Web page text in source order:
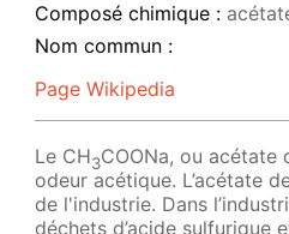
Composé chimique :
Nom commun :
Page Wikipedia
Le CH3COONa, ou acétate
odeur acétique. L’acétate
de l'industrie. Dans
déchets d’acide sulfurique